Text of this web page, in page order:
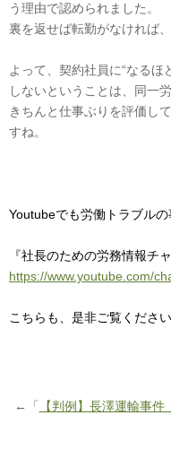
う理由で認められました。
裏を返せば転勤がなければ
よって、契約社員に“なる
しないということは、同一
きちんと仕事ぶりを評価し
すね。
Youtubeでも労働トラブルの
『社長のための労務情報チ
https://www.youtube.com/
こちらも、是非ご覧ください
←「
【判例】長澤運輸事